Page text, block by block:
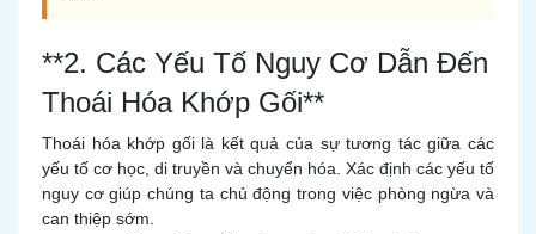
**2. Các Yếu Tố Nguy Cơ Dẫn Đến
Thoái Hóa Khớp Gối**
Thoái hóa khớp gối là kết quả của sự tương tác giữa các
yếu tố cơ học, di truyền và chuyển hóa. Xác định các yếu tố
nguy cơ giúp chúng ta chủ động trong việc phòng ngừa và
can thiệp sớm.